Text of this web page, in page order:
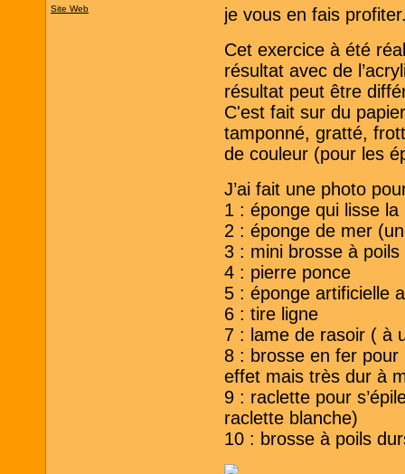
Site Web
je vous en fais
Cet exercice à été
résultat avec de
résultat peut être
C'est fait sur du
tamponné, gratté,
de couleur (pour les
J’ai fait une photo
1 : éponge qui lisse la
2 : éponge de mer
3 : mini brosse à
4 : pierre ponce
5 : éponge artificielle
6 : tire ligne
7 : lame de rasoir ( à
8 : brosse en fer pour
effet mais très dur à
9 : raclette pour
raclette blanche)
10 : brosse à poils